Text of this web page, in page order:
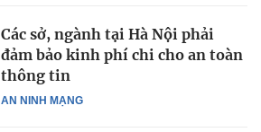
AN NINH MẠNG
Các sở, ngành tại Hà Nội phải
đảm bảo kinh phí chi cho an toàn
thông tin